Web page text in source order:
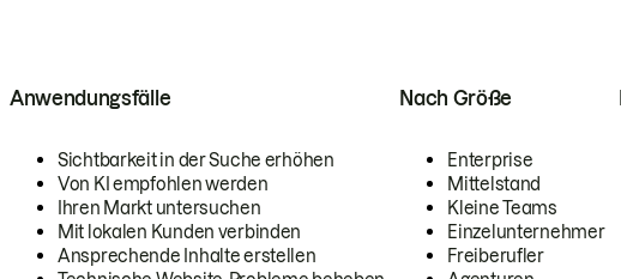
Anwendungsfälle
Sichtbarkeit in der Suche erhöhen
Von KI empfohlen werden
Ihren Markt untersuchen
Mit lokalen Kunden verbinden
Ansprechende Inhalte erstellen
Nach Größe
Enterprise
Mittelstand
Kleine Teams
Einzelunternehmer
Freiberufler